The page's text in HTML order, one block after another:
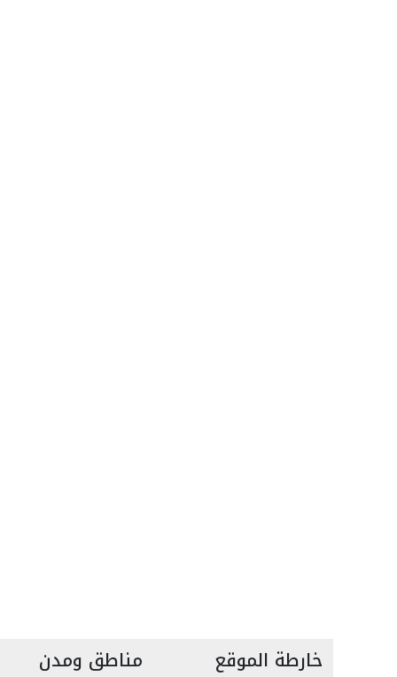
خارطة الموقع مناطق ومدن